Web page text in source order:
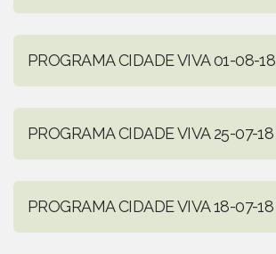
PROGRAMA CIDADE VIVA 01-08-18
PROGRAMA CIDADE VIVA 25-07-18
PROGRAMA CIDADE VIVA 18-07-18